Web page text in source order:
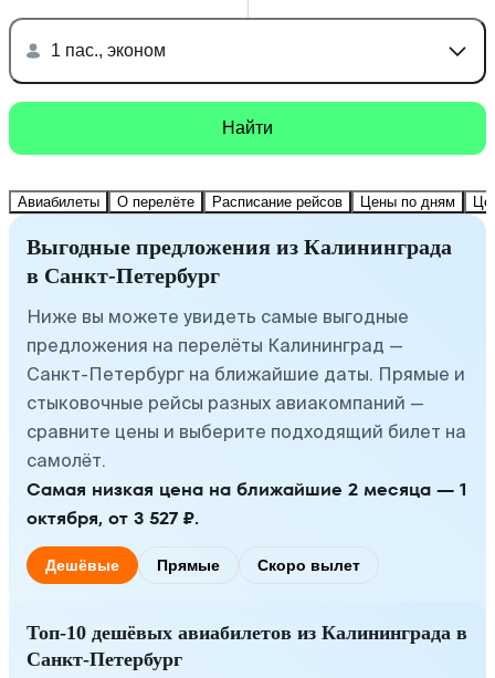
1 пас., эконом
Найти
Авиабилеты О перелёте Расписание рейсов Цены по дням
Выгодные предложения из Калининграда
в Санкт-Петербург
Ниже вы можете увидеть самые выгодные
предложения на перелёты Калининград —
Санкт-Петербург на ближайшие даты. Прямые и
стыковочные рейсы разных авиакомпаний —
сравните цены и выберите подходящий билет на
самолёт.
Самая низкая цена на ближайшие 2 месяца — 1
октября, от 3 527 ₽.
Дешёвые Прямые Скоро вылет
Топ-10 дешёвых авиабилетов из Калининграда в
Санкт-Петербург